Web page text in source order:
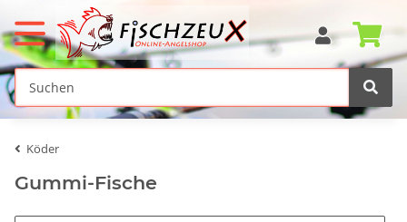
Köder
Gummi-Fische